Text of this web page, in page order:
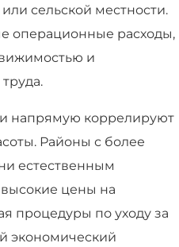
сельской местности.
операционные расходы,
и
напрямую коррелируют
Районы с более
естественным
цены на
процедуры по уходу за
экономический